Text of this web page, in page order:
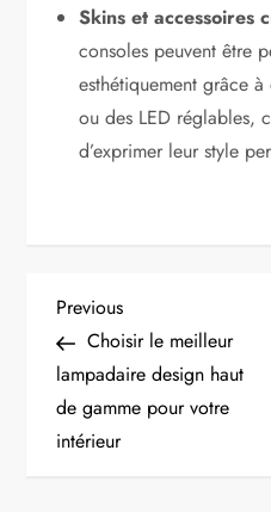
Skins et accessoires
consoles peuvent être
esthétiquement grâce
ou des LED réglables,
d’exprimer leur style
N
a
v
Previous
Post
Previous
Choisir le meilleur
lampadaire design haut
de gamme pour votre
intérieur